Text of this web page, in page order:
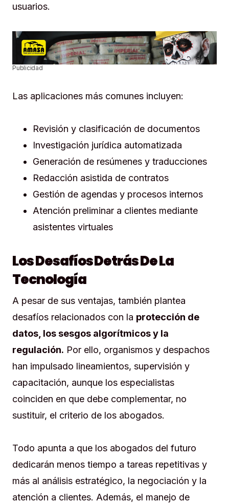
usuarios.
Publicidad
Las aplicaciones más comunes incluyen:
Revisión y clasificación de documentos
Investigación jurídica automatizada
Generación de resúmenes y traducciones
Redacción asistida de contratos
Gestión de agendas y procesos internos
Atención preliminar a clientes mediante
asistentes virtuales
Los Desafíos Detrás De La
Tecnología
A pesar de sus ventajas, también plantea
desafíos relacionados con la protección de
datos, los sesgos algorítmicos y la
regulación. Por ello, organismos y despachos
han impulsado lineamientos, supervisión y
capacitación, aunque los especialistas
coinciden en que debe complementar, no
sustituir, el criterio de los abogados.
Todo apunta a que los abogados del futuro
dedicarán menos tiempo a tareas repetitivas y
más al análisis estratégico, la negociación y la
atención a clientes. Además, el manejo de